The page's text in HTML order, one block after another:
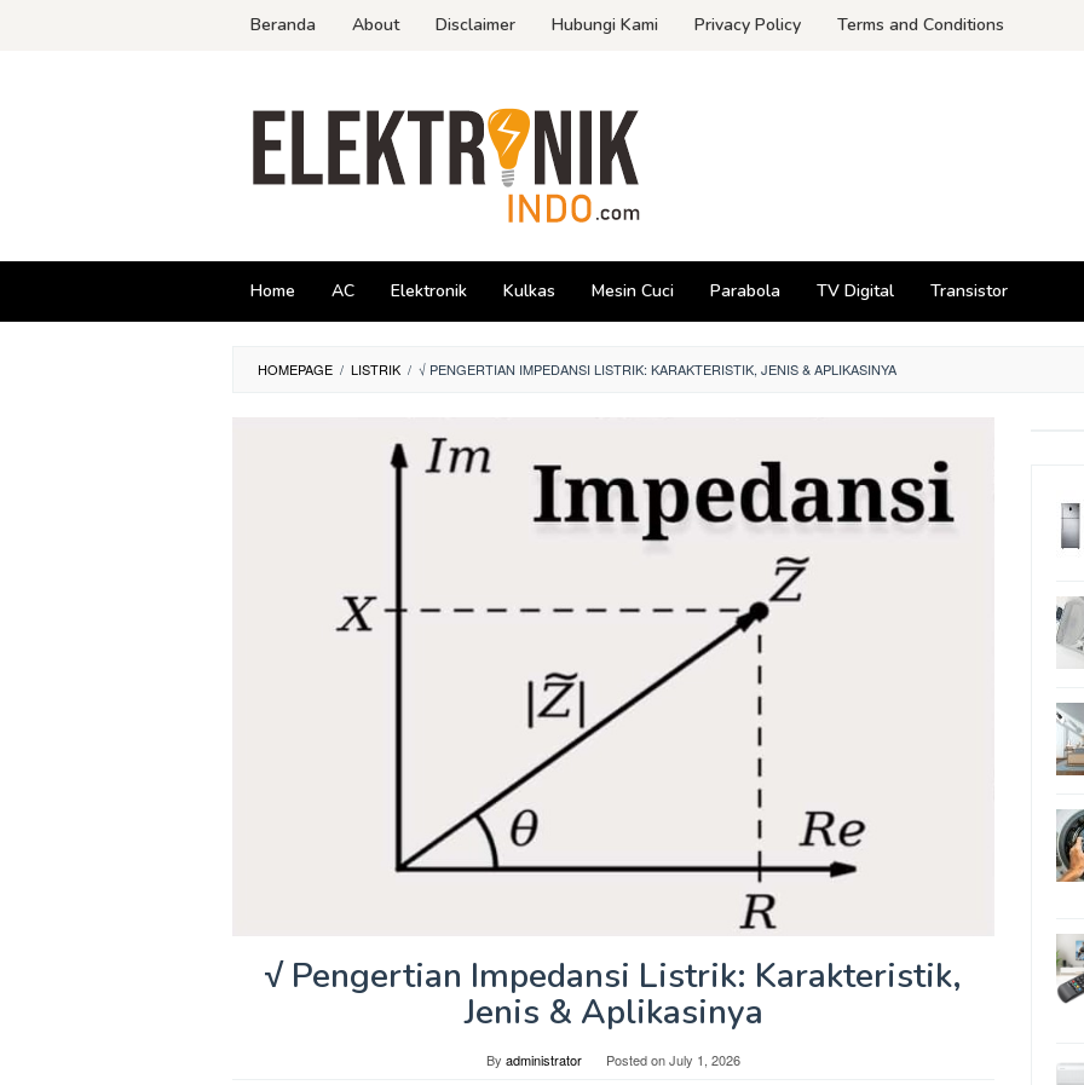
Beranda About Disclaimer Hubungi Kami Privacy Policy Terms and Conditions
Home AC Elektronik Kulkas Mesin Cuci Parabola TV Digital Transistor
HOMEPAGE / LISTRIK / √ PENGERTIAN IMPEDANSI LISTRIK: KARAKTERISTIK, JENIS & APLIKASINYA
√ Pengertian Impedansi Listrik: Karakteristik,
Jenis & Aplikasinya
By administrator Posted onJuly 1, 2026